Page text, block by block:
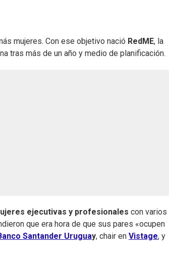
mujeres. Con ese objetivo nació RedME, la
tras más de un año y medio de planificación.
ejecutivas y profesionales con varios
que era hora de que sus pares «ocupen
Santander Uruguay, chair en Vistage, y